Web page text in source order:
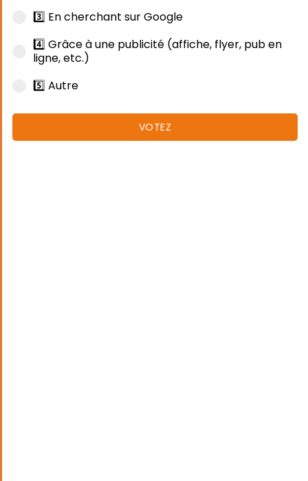
3️⃣ En cherchant sur Google
4️⃣ Grâce à une publicité (affiche, flyer, pub en
ligne, etc.)
5️⃣ Autre
VOTEZ